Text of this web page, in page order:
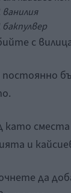
ванилия
бакпулвер
с
постоянно
като
и
да